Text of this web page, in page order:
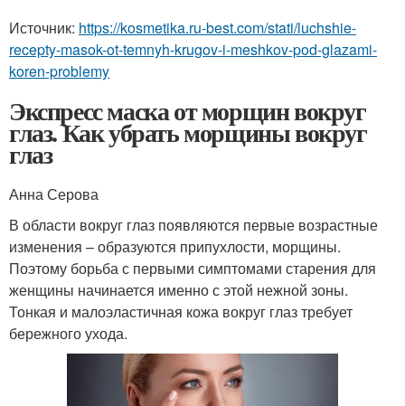
Источник: https://kosmetika.ru-best.com/stati/luchshie-
recepty-masok-ot-temnyh-krugov-i-meshkov-pod-glazami-
koren-problemy
Экспресс маска от морщин вокруг
глаз. Как убрать морщины вокруг
глаз
Анна Серова
В области вокруг глаз появляются первые возрастные
изменения – образуются припухлости, морщины.
Поэтому борьба с первыми симптомами старения для
женщины начинается именно с этой нежной зоны.
Тонкая и малоэластичная кожа вокруг глаз требует
бережного ухода.